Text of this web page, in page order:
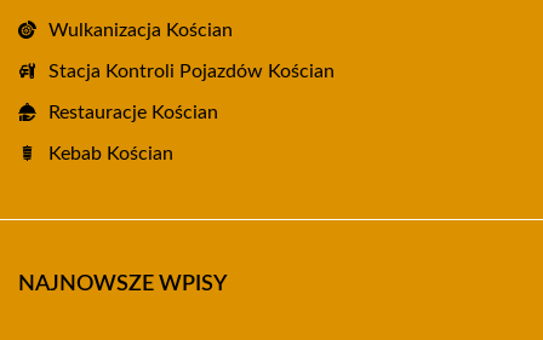
Wulkanizacja Kościan
Stacja Kontroli Pojazdów Kościan
Restauracje Kościan
Kebab Kościan
NAJNOWSZE WPISY